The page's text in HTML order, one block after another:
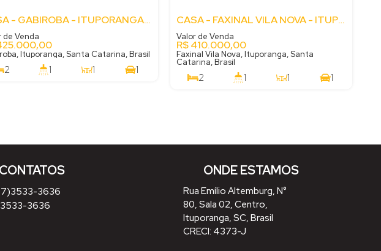
CASA - GABIROBA - ITUPORANGA - SC
de Venda
Ituporanga, Santa Catarina, Brasil
2 1 1
1
CASA - FAXINAL VILA NOVA - ITUPORANGA - SC
R$410.000,00
Valor de Venda
Faxinal Vila Nova, Ituporanga, Santa
Catarina, Brasil
2 1 1
1
CONTATOS
3636
3636
ONDE ESTAMOS
Rua Emílio Altemburg, N°
80, Sala 02, Centro,
Ituporanga, SC, Brasil
CRECI: 4373-J